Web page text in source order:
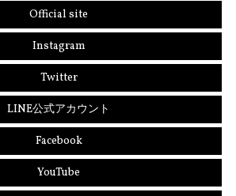
Official site
Instagram
Twitter
LINE公式アカウント
Facebook
YouTube